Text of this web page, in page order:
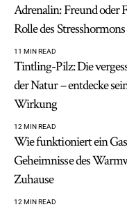
Adrenalin: Freund oder
Rolle des
11 MIN READ
Tintling-Pilz: Die
der Natur – entdecke
Wirkung
12 MIN READ
Wie funktioniert ein
Geheimnisse des
Zuhause
12 MIN READ